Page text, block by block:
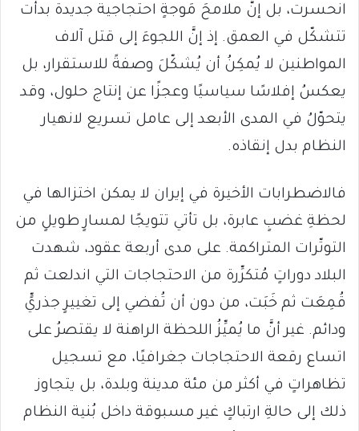
انحسرت، بل إنَّ ملامحَ مَوجةٍ احتجاجية جديدة بدأت
تتشكّل في العمق. إذ إنَّ اللجوءَ إلى قتل آلاف
المواطنين لا يُمكِنُ أن يُشكّلَ وصفةً للاستقرار، بل
يعكسُ إفلاسًا سياسيًا وعجزًا عن إنتاج حلول، وقد
يتحوّلُ في المدى الأبعد إلى عامل تسريع لانهيار
النظام بدل إنقاذه.
فالاضطرابات الأخيرة في إيران لا يمكن اختزالها في
لحظةِ غضبٍ عابرة، بل تأتي تتويجًا لمسارٍ طويلٍ من
التوتّرات المتراكمة. على مدى أربعة عقود، شهدت
البلاد دوراتٍ مُتكرِّرة من الاحتجاجات التي اندلعت ثم
قُمِعَت ثم خَبَت، من دون أن تُفضي إلى تغييرٍ جذريٍّ
ودائم. غير أنَّ ما يُميِّزُ اللحظة الراهنة لا يقتصرُ على
اتساع رقعة الاحتجاجات جغرافيًا، مع تسجيل
تظاهراتٍ في أكثر من مئة مدينة وبلدة، بل يتجاوز
ذلك إلى حالةِ ارتباكٍ غير مسبوقة داخل بُنية النظام